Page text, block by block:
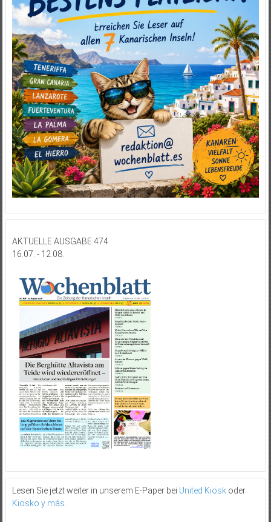
AKTUELLE AUSGABE 474
16.07. - 12.08.
Lesen Sie jetzt weiter in unserem E-Paper bei United Kioskoder
Kiosko y más